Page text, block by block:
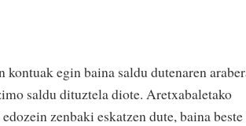
egin baina saldu dutenaren
saldu dituztela diote. Aretxabaletako
zenbaki eskatzen dute, baina beste